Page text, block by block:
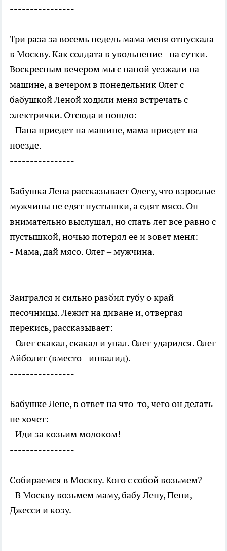
----------------
Три раза за восемь недель мама меня отпускала
в Москву. Как солдата в увольнение - на сутки.
Воскресным вечером мы с папой уезжали на
машине, а вечером в понедельник Олег с
бабушкой Леной ходили меня встречать с
электрички. Отсюда и пошло:
- Папа приедет на машине, мама приедет на
поезде.
----------------
Бабушка Лена рассказывает Олегу, что взрослые
мужчины не едят пустышки, а едят мясо. Он
внимательно выслушал, но спать лег все равно с
пустышкой, ночью потерял ее и зовет меня:
- Мама, дай мясо. Олег – мужчина.
----------------
Заигрался и сильно разбил губу о край
песочницы. Лежит на диване и, отвергая
перекись, рассказывает:
- Олег скакал, скакал и упал. Олег ударился. Олег
Айболит (вместо - инвалид).
----------------
Бабушке Лене, в ответ на что-то, чего он делать
не хочет:
- Иди за козьим молоком!
----------------
Собираемся в Москву. Кого с собой возьмем?
- В Москву возьмем маму, бабу Лену, Пепи,
Джесси и козу.